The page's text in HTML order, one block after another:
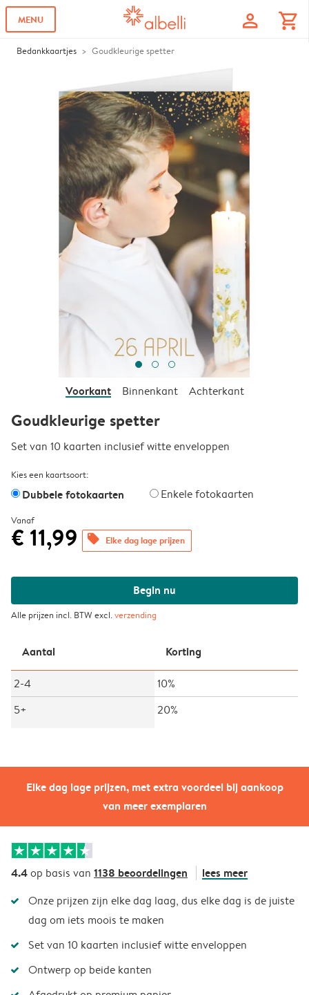
MENU profile shopping_cart
Bedankkaartjes Goudkleurige spetter
Elke dag lage prijzen, met extra voordeel bij aankoop
van meer exemplaren
Voorkant Binnenkant Achterkant
Goudkleurige spetter
Set van 10 kaarten inclusief witte enveloppen
Kies een kaartsoort:
Dubbele fotokaarten Enkele fotokaarten
Vanaf
€ 11,99 offers Elke dag lage prijzen
Begin nu
Alle prijzen incl. BTW excl.verzending
Aantal Korting
2-4
10%
5+
20%
4.4op basis van 1138 beoordelingen lees meer
Onze prijzen zijn elke dag laag, dus elke dag is de juiste
dag om iets moois te maken
Set van 10 kaarten inclusief witte enveloppen
Ontwerp op beide kanten